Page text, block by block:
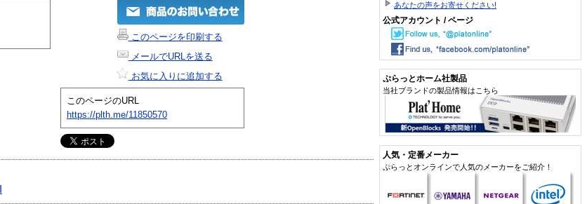
このページを印刷する
メールでURLを送る
お気に入りに追加する
このページのURL
https://plth.me/11850570
あなたの声をお寄せください!
公式アカウント / ページ
ぷらっとホーム社製品
当社ブランドの製品情報はこちら
人気・定番メーカー
ぷらっとオンラインで人気のメーカーをご紹介！